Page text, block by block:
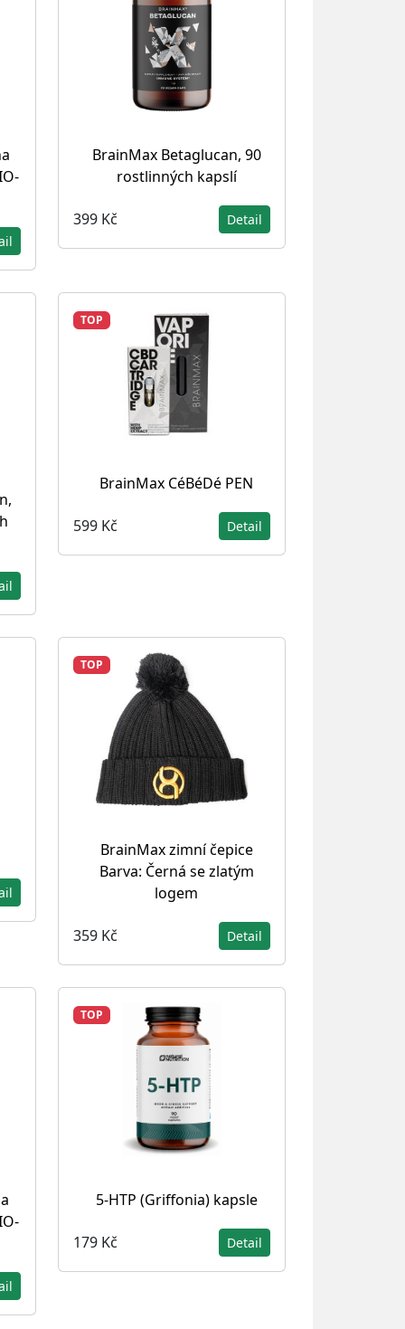
BrainMax Betaglucan, 90
rostlinných kapslí
399 Kč Detail
TOP
BrainMax CéBéDé PEN
599 Kč Detail
TOP
BrainMax zimní čepice
Barva: Černá se zlatým
logem
359 Kč Detail
TOP
5-HTP (Griffonia) kapsle
179 Kč Detail